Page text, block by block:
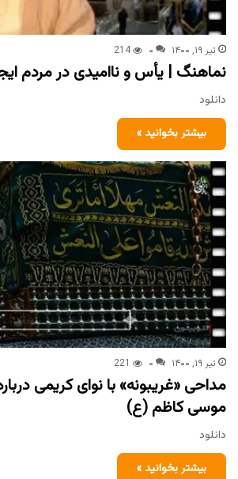
تیر ۱۹, ۱۴۰۰ ۰ 214
نماهنگ | یأس و ناامیدی در مردم
دانلود
بیشتر بخوانید »
تیر ۱۹, ۱۴۰۰ ۰ 221
مداحی «غریبونه» با نوای کریمی
موسی کاظم (ع)
دانلود
بیشتر بخوانید »